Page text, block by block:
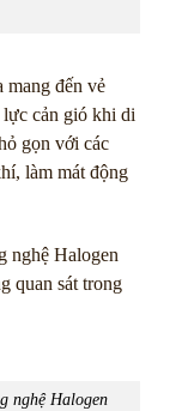
đến vẻ
lực cản gió khi di
gọn với các
làm mát động
nghệ Halogen
quan sát trong
nghệ Halogen